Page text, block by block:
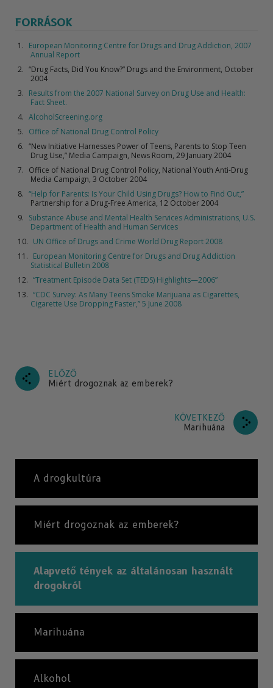
FORRÁSOK
European Monitoring Centre for Drugs and Drug Addiction, 2007
Annual Report
“Drug Facts, Did You Know?” Drugs and the Environment, October
2004
Results from the 2007 National Survey on Drug Use and Health:
Fact Sheet.
AlcoholScreening.org
Office of National Drug Control Policy
“New Initiative Harnesses Power of Teens, Parents to Stop Teen
Drug Use,” Media Campaign, News Room, 29 January 2004
Office of National Drug Control Policy, National Youth Anti-Drug
Media Campaign, 3 October 2004
“Help for Parents: Is Your Child Using Drugs? How to Find Out,”
Partnership for a Drug-Free America, 12 October 2004
Substance Abuse and Mental Health Services Administrations, U.S.
Department of Health and Human Services
UN Office of Drugs and Crime World Drug Report 2008
European Monitoring Centre for Drugs and Drug Addiction
Statistical Bulletin 2008
“Treatment Episode Data Set (TEDS) Highlights—2006”
“CDC Survey: As Many Teens Smoke Marijuana as Cigarettes,
Cigarette Use Dropping Faster,” 5 June 2008
ELŐZŐ
Miért drogoznak az emberek?
KÖVETKEZŐ
Marihuána
A drogkultúra
Miért drogoznak az emberek?
Alapvető tények az általánosan használt
drogokról
Marihuána
Alkohol